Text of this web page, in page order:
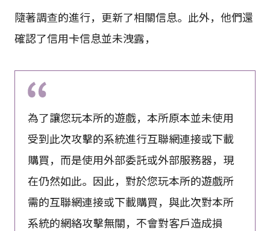
隨著調查的進行，更新了相關信息。此外，他們還
確認了信用卡信息並未洩露，
為了讓您玩本所的遊戲，本所原本並未使用
受到此次攻擊的系統進行互聯網連接或下載
購買，而是使用外部委託或外部服務器，現
在仍然如此。因此，對於您玩本所的遊戲所
需的互聯網連接或下載購買，與此次對本所
系統的網絡攻擊無關，不會對客戶造成損